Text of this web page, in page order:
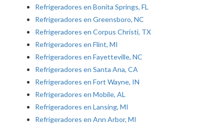
Refrigeradores en Bonita Springs, FL
Refrigeradores en Greensboro, NC
Refrigeradores en Corpus Christi, TX
Refrigeradores en Flint, MI
Refrigeradores en Fayetteville, NC
Refrigeradores en Santa Ana, CA
Refrigeradores en Fort Wayne, IN
Refrigeradores en Mobile, AL
Refrigeradores en Lansing, MI
Refrigeradores en Ann Arbor, MI